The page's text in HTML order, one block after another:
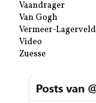
Vaandrager
Van Gogh
Vermeer-Lagerveld
Video
Zuesse